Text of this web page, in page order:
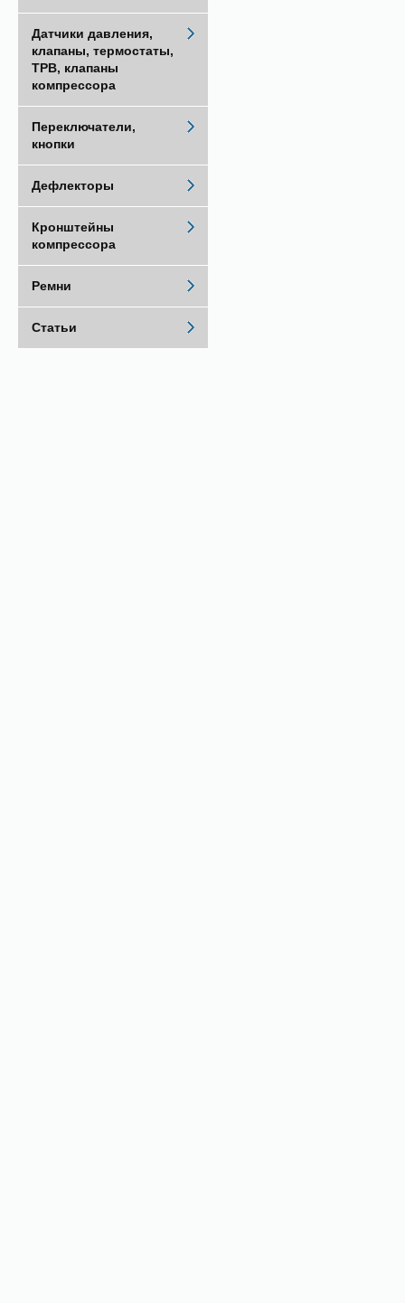
Датчики давления,
клапаны, термостаты,
ТРВ, клапаны
компрессора
Переключатели,
кнопки
Дефлекторы
Кронштейны
компрессора
Ремни
Статьи